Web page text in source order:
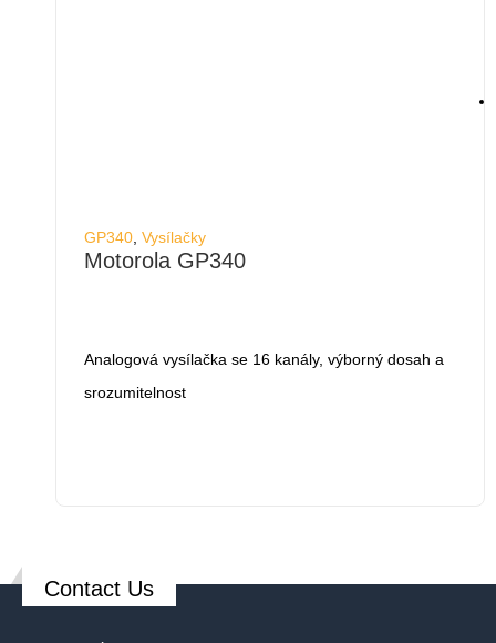
GP340 Vysílačky
Motorola GP340
Analogová vysílačka se 16 kanály, výborný dosah a
srozumitelnost
Contact Us